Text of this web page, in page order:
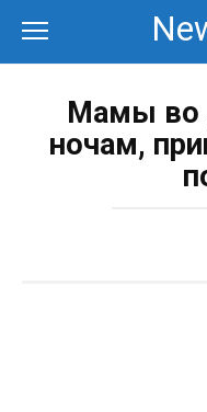
контенту
Мамы во
ночам,